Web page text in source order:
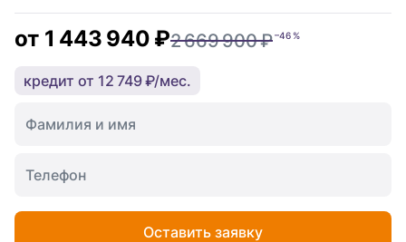
от 1 443 940 ₽2 669 900 ₽–46 %
кредит от 12 749 ₽/мес.
Оставить заявку